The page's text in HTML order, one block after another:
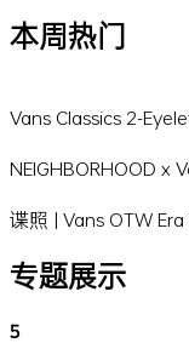
本周热门
Vans Classics 2-
NEIGHBORHOOD x
谍照 | Vans OTW
专题展示
5